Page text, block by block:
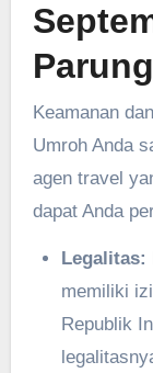
Keamanan
Umroh Anda
agen travel
dapat Anda
Legalitas:
memiliki
Republik